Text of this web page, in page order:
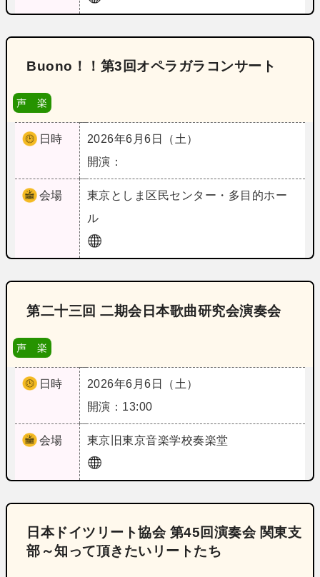
Buono！！第3回オペラガラコンサート
声 楽
日時
2026年6月6日（土）
開演：
会場 東京としま区民センター・多目的ホー
ル
第二十三回 二期会日本歌曲研究会演奏会
声 楽
日時
2026年6月6日（土）
開演：13:00
会場 東京 旧東京音楽学校奏楽堂
日本ドイツリート協会 第45回演奏会 関東支
部～知って頂きたいリートたち